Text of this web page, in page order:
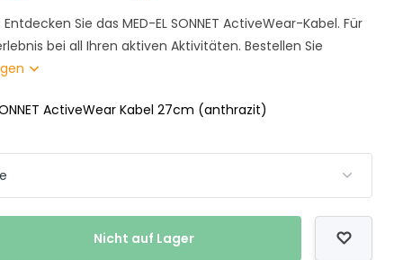
Sie das MED-EL SONNET ActiveWear-Kabel. Für
bei all Ihren aktiven Aktivitäten. Bestellen Sie
ActiveWear Kabel 27cm (anthrazit)
Nicht auf Lager